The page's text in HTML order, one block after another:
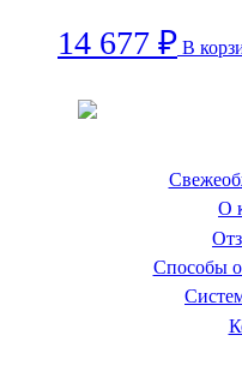
14 677 ₽ В
О
Способы